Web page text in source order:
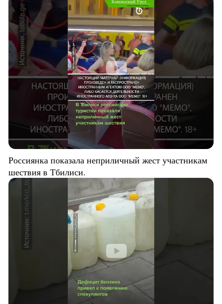
Россиянка показала неприличный жест участникам
шествия в Тбилиси.